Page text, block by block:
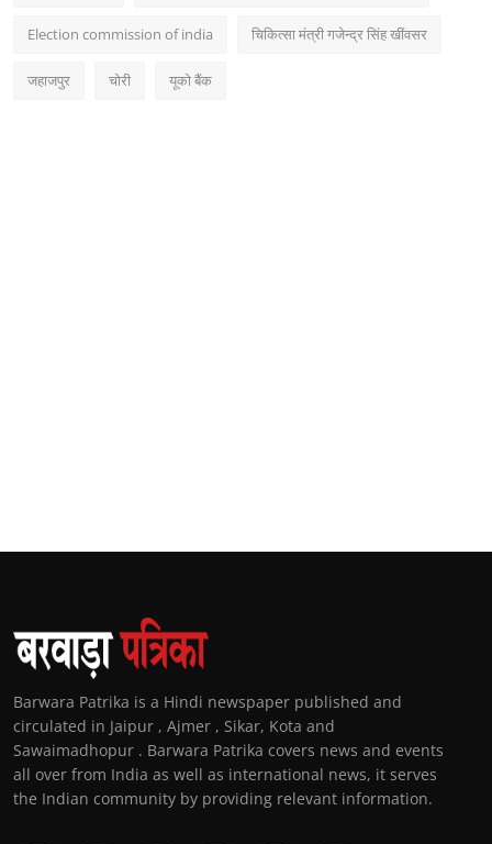
Election commission of india चिकित्सा मंत्री गजेन्द्र सिंह खींवसर
जहाजपुर चोरी यूको बैंक
Barwara Patrika is a Hindi newspaper published and
circulated in Jaipur , Ajmer , Sikar, Kota and
Sawaimadhopur . Barwara Patrika covers news and events
all over from India as well as international news, it serves
the Indian community by providing relevant information.